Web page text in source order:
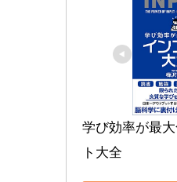
学び効率が最
ト大全